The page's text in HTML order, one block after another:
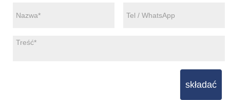
składać